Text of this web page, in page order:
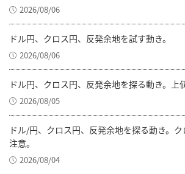
2026/08/06
ドル円、クロス円、反発余地を試す動き。
2026/08/06
ドル円、クロス円、反発余地を探る動き。上
2026/08/05
ドル/円、クロス円、反発余地を探る動き。
注意。
2026/08/04